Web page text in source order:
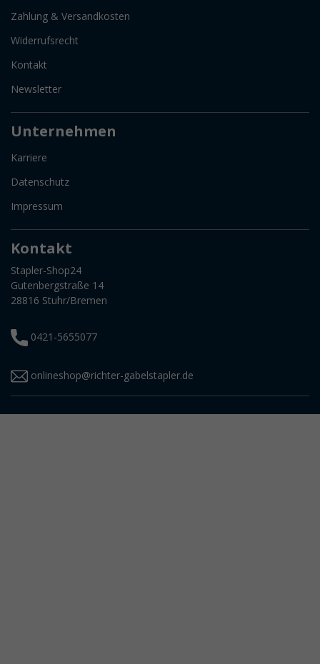
Zahlung & Versandkosten
Widerrufsrecht
Kontakt
Newsletter
Unternehmen
Karriere
Datenschutz
Impressum
Kontakt
Stapler-Shop24
Gutenbergstraße 14
28816 Stuhr/Bremen
0421-5655077
onlineshop@richter-gabelstapler.de